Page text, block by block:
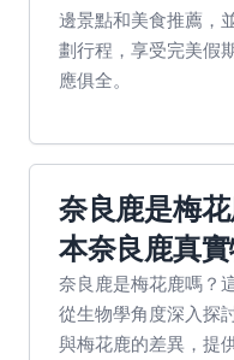
邊景點和美食推薦，
劃行程，享受完美假
應俱全。
奈良鹿是梅
本奈良鹿真
奈良鹿是梅花鹿嗎？
從生物學角度深入探
與梅花鹿的差異，提